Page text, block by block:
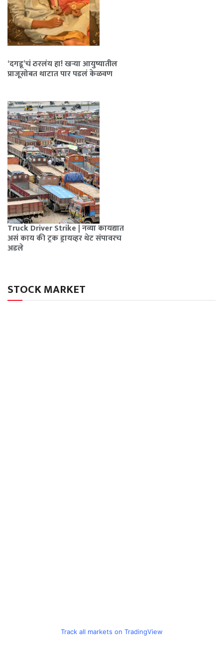
‘दगडू’चं ठरलंय हा! खऱ्या आयुष्यातील
प्राजूसोबत थाटात पार पडलं केळवण
Truck Driver Strike | नव्या कायद्यात
असं काय की ट्रक ड्रायव्हर थेट संपावरच
अडले
STOCK MARKET
Track all markets on TradingView